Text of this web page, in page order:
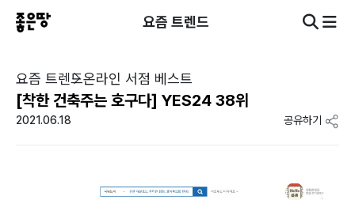
요즘 트렌드
요즘 트렌드온라인 서점 베스트
[착한 건축주는 호구다] YES24 38위
2021.06.18 공유하기